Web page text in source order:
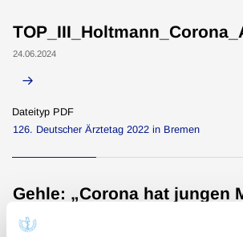
24.06.2024
Dateityp PDF
126. Deutscher Ärztetag 2022 in Bremen
Gehle: „Corona hat jungen
Unermessliches abverlangt“